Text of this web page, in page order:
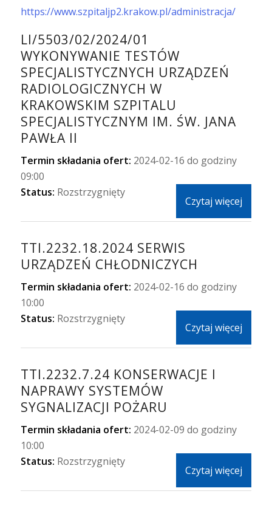
https://www.szpitaljp2.krakow.pl/administracja/
LI/5503/02/2024/01
WYKONYWANIE TESTÓW
SPECJALISTYCZNYCH URZĄDZEŃ
RADIOLOGICZNYCH W
KRAKOWSKIM SZPITALU
SPECJALISTYCZNYM IM. ŚW. JANA
PAWŁA II
Termin składania ofert: 2024-02-16 do godziny
09:00
Status: Rozstrzygnięty
Czytaj więcej
TTI.2232.18.2024 SERWIS
URZĄDZEŃ CHŁODNICZYCH
Termin składania ofert: 2024-02-16 do godziny
10:00
Status: Rozstrzygnięty
Czytaj więcej
TTI.2232.7.24 KONSERWACJE I
NAPRAWY SYSTEMÓW
SYGNALIZACJI POŻARU
Termin składania ofert: 2024-02-09 do godziny
10:00
Status: Rozstrzygnięty
Czytaj więcej